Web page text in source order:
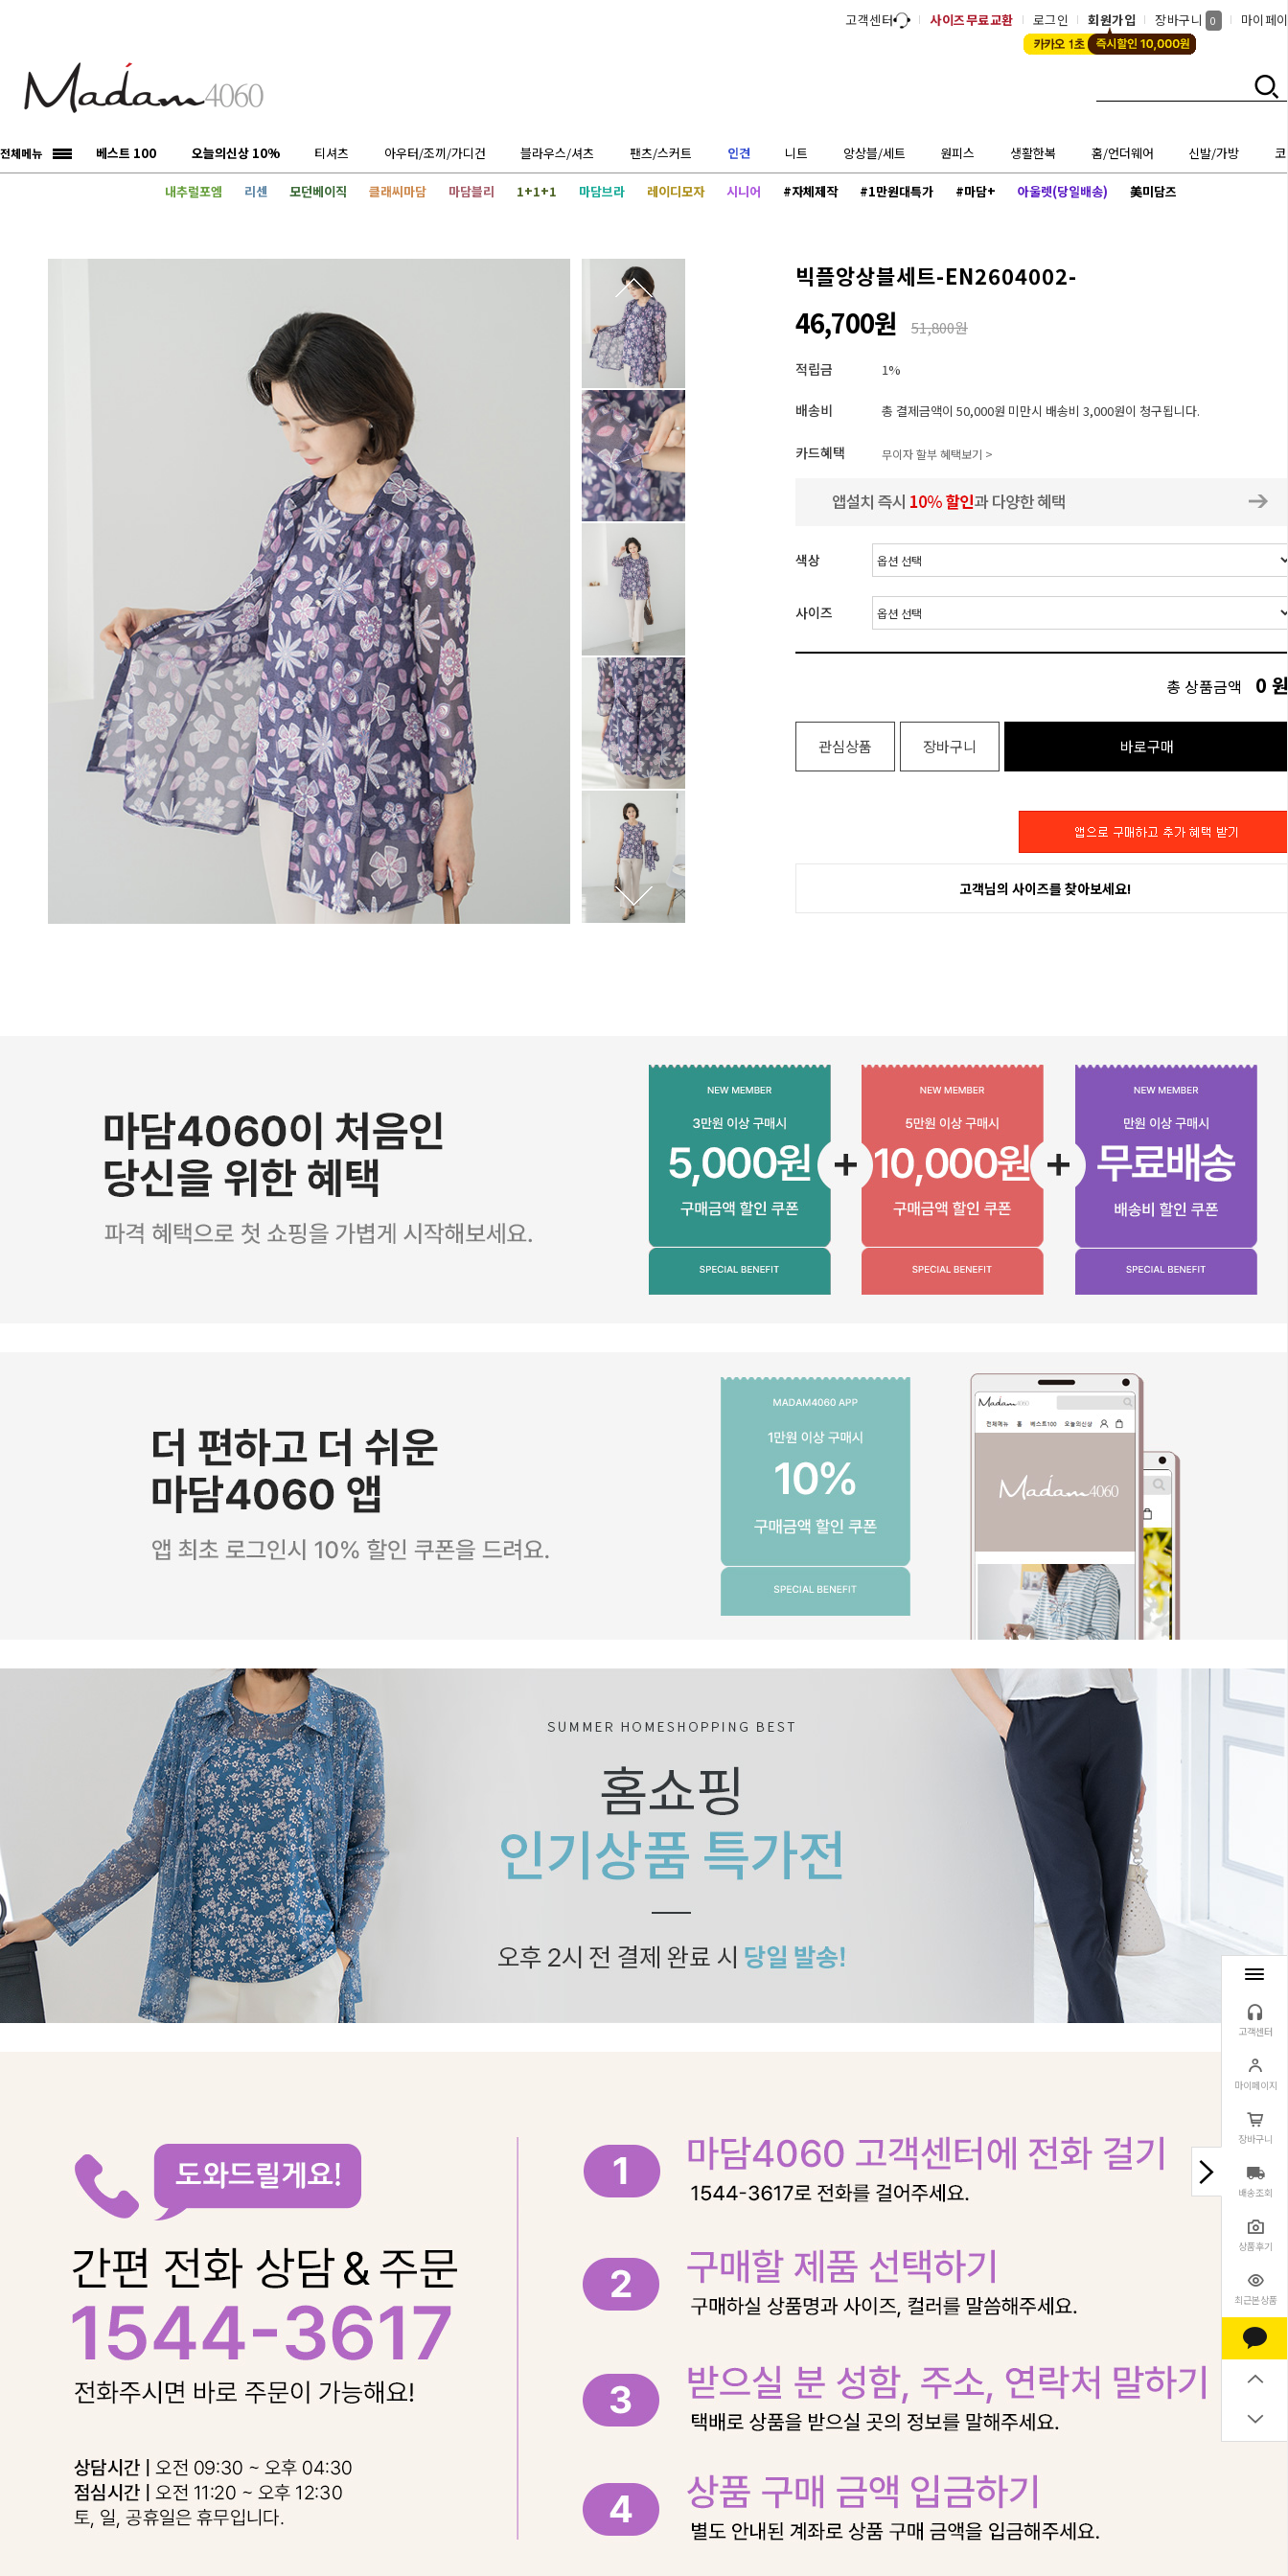
고객센터
마이페이지
장바구니
배송조회
상품후기
최근본상품
고객센터 사이즈무료교환 로그인 회원가입 장바구니 0 마이페
전체메뉴 베스트 100 오늘의신상 10% 티셔츠 아우터/조끼/가디건 블라우스/셔츠 팬츠/스커트 인견 니트 앙상블/세트 원피스 생활한복 홈/언더웨어 신발/가방
내추럴포엠 리센 모던베이직 클래씨마담 마담블리 1+1+1 마담브라 레이디모자 시니어 #자체제작 #1만원대특가 #마담+ 아울렛(당일배송) 美미담즈
빅플앙상블세트-EN2604002-
46,700원 51,800원
적립금 1%
배송비 총 결제금액이 50,000원 미만시 배송비 3,000원이 청구됩니다.
카드혜택 무이자 할부 혜택보기 >
색상
사이즈
총 상품금액 0 원
관심상품 장바구니 바로구매
고객님의 사이즈를 찾아보세요!